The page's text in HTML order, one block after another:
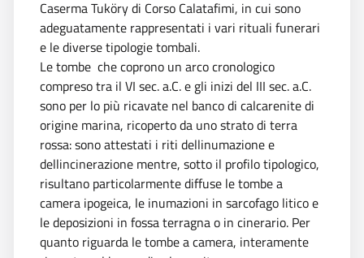
Caserma Tuköry di Corso Calatafimi, in cui sono
adeguatamente rappresentati i vari rituali funerari
e le diverse tipologie tombali.
Le tombe  che coprono un arco cronologico
compreso tra il VI sec. a.C. e gli inizi del III sec. a.C. 
sono per lo più ricavate nel banco di calcarenite di
origine marina, ricoperto da uno strato di terra
rossa: sono attestati i riti dellinumazione e
dellincinerazione mentre, sotto il profilo tipologico,
risultano particolarmente diffuse le tombe a
camera ipogeica, le inumazioni in sarcofago litico e
le deposizioni in fossa terragna o in cinerario. Per
quanto riguarda le tombe a camera, interamente